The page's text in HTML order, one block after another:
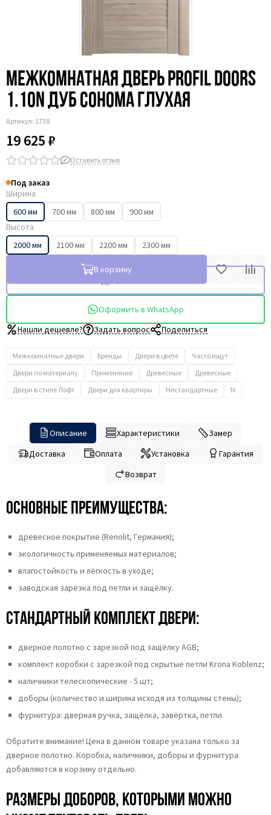
Межкомнатная дверь Profil Doors
1.10N дуб сонома глухая
Артикул: 1738
19 625 ₽
Оставить отзыв
Под заказ
Ширина
600 мм
700 мм 800 мм
900 мм
Высота
2000 мм
2100 мм 2200 мм 2300 мм
В корзину
Оформить в WhatsApp
Нашли дешевле?
Задать вопрос Поделиться
Межкомнатные двери Бренды Двери в цвете
Часто ищут
Двери по материалу
Применение Древесные
Древесные
Двери в стиле Лофт
Двери для квартиры Нестандартные N
Описание Характеристики
Замер
Доставка
Оплата Установка
Гарантия
Возврат
Основные преимущества:
древесное покрытие (Renolit, Германия);
экологичность применяемых материалов;
влагостойкость и лёгкость в уходе;
заводская зарезка под петли и защёлку.
Стандартный комплект двери:
дверное полотно с зарезкой под защёлку AGB;
комплект коробки с зарезкой под скрытые петли Krona Koblenz;
наличники телескопические - 5 шт;
доборы (количество и ширина исходя из толщины стены);
фурнитура: дверная ручка, защёлка, завёртка, петли.
Обратите внимание! Цена в данном товаре указана только за
дверное полотно. Коробка, наличники, доборы и фурнитура
добавляются в корзину отдельно.
Размеры доборов, которыми можно